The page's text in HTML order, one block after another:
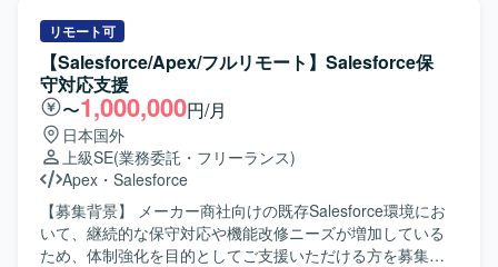
は、既存バッチのPythonへの書き換え、移行に伴うテスト
の実施、リリース作業および運用対応を行っていただきま
す。あわせて、必要に応じて新規バッチの設計・開発・テ
ストもご対応いただきます。 【求める人物像】 業務要件に
対して主体的かつ責任感を持って取り組んでいただける方
を求めております。適切なタイミングで進捗や成果、問題
発生時の状況を分かりやすく報告・説明できる方を歓迎い
たします。また、株式情報を取り扱うにあたり、高い倫理
観をお持ちの方を想定しております。 【ポジションの魅
力】 証券領域におけるリサーチシステムの移管プロジェク
トに関わることで、金融ドメインの知見を深めながら、
リモート可
【Salesforce/Apex/フルリモート】Salesforce保
守対応支援
〜1,000,000円/月
日本国外
上級SE(業務委託・フリーランス)
Apex ・ Salesforce
【募集背景】 メーカー商社向けの既存Salesforce環境にお
いて、継続的な保守対応や機能改修ニーズが増加している
ため、体制強化を目的としてご支援いただける方を募集し